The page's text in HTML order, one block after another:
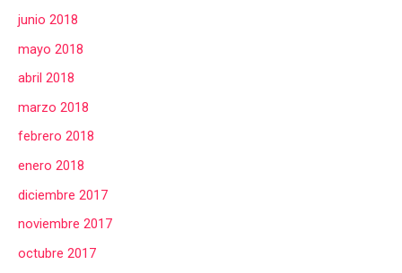
junio 2018
mayo 2018
abril 2018
marzo 2018
febrero 2018
enero 2018
diciembre 2017
noviembre 2017
octubre 2017